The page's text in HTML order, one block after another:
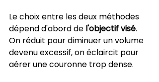
Le choix entre les deux méthodes
dépend d'abord de l'objectif visé.
On réduit pour diminuer un volume
devenu excessif, on éclaircit pour
aérer une couronne trop dense.